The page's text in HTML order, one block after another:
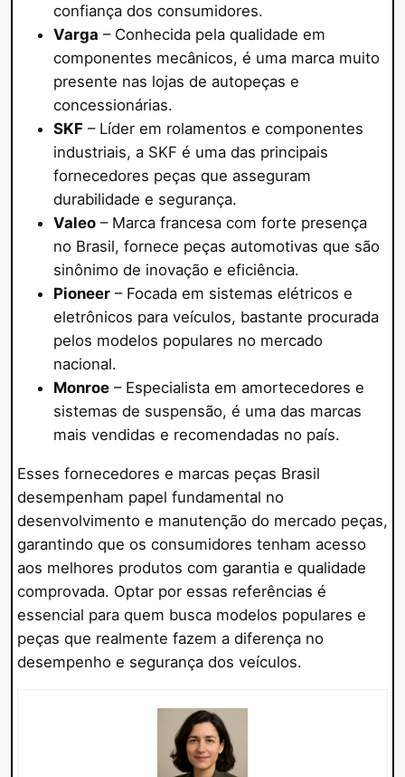
confiança dos consumidores.
Varga – Conhecida pela qualidade em
componentes mecânicos, é uma marca muito
presente nas lojas de autopeças e
concessionárias.
SKF– Líder em rolamentos e componentes
industriais, a SKF é uma das principais
fornecedores peças que asseguram
durabilidade e segurança.
Valeo– Marca francesa com forte presença
no Brasil, fornece peças automotivas que são
sinônimo de inovação e eficiência.
Pioneer– Focada em sistemas elétricos e
eletrônicos para veículos, bastante procurada
pelos modelos populares no mercado
nacional.
Monroe– Especialista em amortecedores e
sistemas de suspensão, é uma das marcas
mais vendidas e recomendadas no país.
Esses fornecedores e marcas peças Brasil
desempenham papel fundamental no
desenvolvimento e manutenção do mercado peças,
garantindo que os consumidores tenham acesso
aos melhores produtos com garantia e qualidade
comprovada. Optar por essas referências é
essencial para quem busca modelos populares e
peças que realmente fazem a diferença no
desempenho e segurança dos veículos.